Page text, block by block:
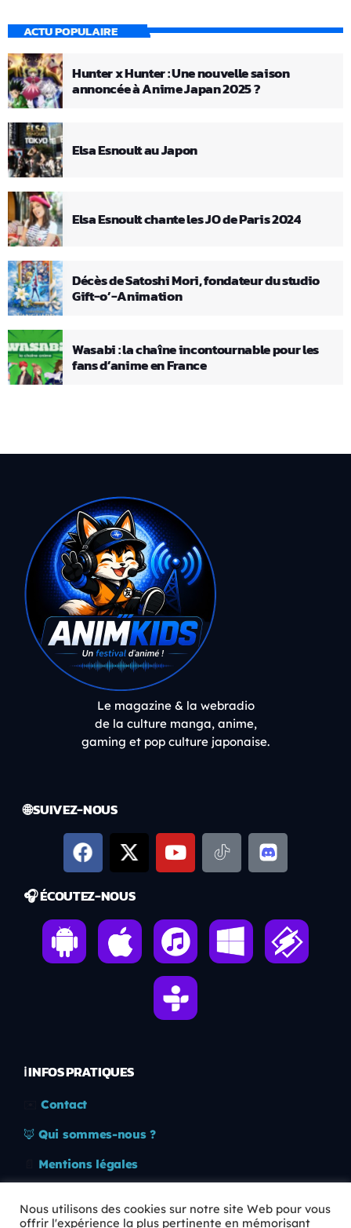
ACTU POPULAIRE
Hunter x Hunter : Une nouvelle saison
annoncée à Anime Japan 2025 ?
Elsa Esnoult au Japon
Elsa Esnoult chante les JO de Paris 2024
Décès de Satoshi Mori, fondateur du studio
Gift-o’-Animation
Wasabi : la chaîne incontournable pour les
fans d’anime en France
Le magazine & la webradio
de la culture manga, anime,
gaming et pop culture japonaise.
🌐 SUIVEZ-NOUS
🎧 ÉCOUTEZ-NOUS
ℹ️ INFOS PRATIQUES
Contact
🦊 Qui sommes-nous ?
Mentions légales
🛡️ RGPD
Nous utilisons des cookies sur notre site Web pour vous
offrir l'expérience la plus pertinente en mémorisant